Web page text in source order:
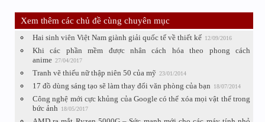
Xem thêm các chủ đề cùng chuyên mục
Hai sinh viên Việt Nam giành giải quốc tế về thiết kế 12/09/2016
Khi các phần mềm được nhân cách hóa theo phong cách
anime 27/04/2017
Tranh vẽ thiếu nữ thập niên 50 của mỹ 23/01/2014
17 đồ dùng sáng tạo sẽ làm thay đổi văn phòng của bạn 18/07/2014
Công nghệ mới cực khủng của Google có thể xóa mọi vật thể trong
bức ảnh
18/05/2017